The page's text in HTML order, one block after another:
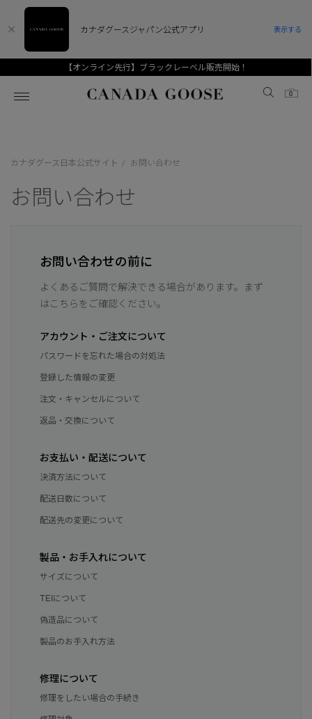
【オンライン先行】ブラックレーベル販売開始！
Canada Goose
0
ディスカバー
スプリングコレクション
新着アイテム
FW26コレクション
サマー 26 コレクション
日本限定モデル
メイドインジャパンTシャツ
アパレル
コレクション
新着アイテム
FW26コレクション
サマー 26 コレクション
日本限定モデル
メイドインジャパンTシャツ
アパレル
コレクション
ベビー（0‐24ヵ月)
ユース（6＋歳)
コレクション
CANADA GOOSE Generationsは、アウター
品の価値を受け継いでいきます。
アーカイブの希少なピースもご覧いただけます。
詳しく見る
カナダグース日本公式サイト / お問い合わせ
お問い合わせ
お問い合わせの前に
よくあるご質問で解決できる場合があります。まず
はこちらをご確認ください。
アカウント・ご注文について
パスワードを忘れた場合の対処法
登録した情報の変更
注文・キャンセルについて
返品・交換について
お支払い・配送について
決済方法について
配送日数について
配送先の変更について
製品・お手入れについて
サイズについて
TEIについて
偽造品について
製品のお手入れ方法
修理について
修理をしたい場合の手続き
カナダグースジャパン公式アプリ 表示する